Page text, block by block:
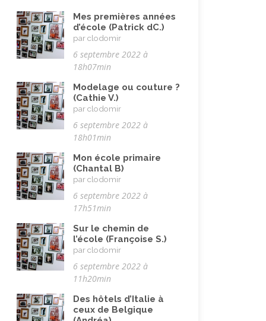
Musulman.e (être) (7)
Nature, animaux (23)
Pandémie Covid 19 (4)
Racisme (10)
Religion, valeurs et éthique
Rencontres interculturelles
Retraite (4)
Rêves (12)
Solidarité (24)
Technologie (évolution) (24)
Travail (102)
(19)
Vie quotidienne (44)
Vieillissement (20)
Mes premières années
d’école (Patrick dC.)
par clodomir
6 septembre 2022 à
18h07min
Modelage ou couture ?
(Cathie V.)
par clodomir
6 septembre 2022 à
18h01min
Mon école primaire
(Chantal B)
par clodomir
6 septembre 2022 à
17h51min
Sur le chemin de
l’école (Françoise S.)
par clodomir
6 septembre 2022 à
11h20min
Des hôtels d’Italie à
ceux de Belgique